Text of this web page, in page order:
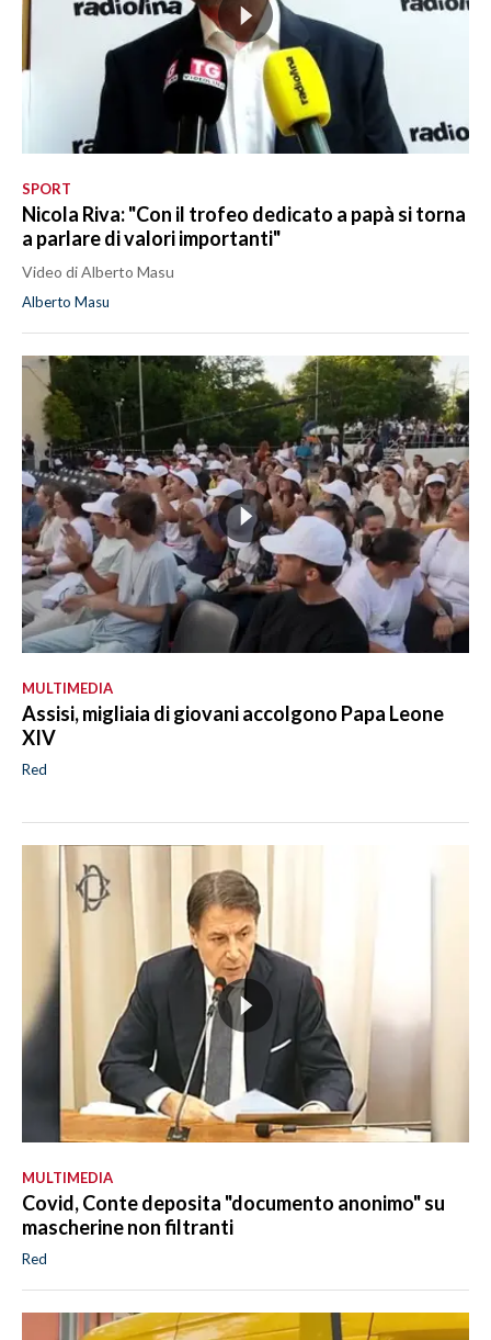
SPORT
Nicola Riva: "Con il trofeo dedicato a papà si torna
a parlare di valori importanti"
Video di Alberto Masu
Alberto Masu
MULTIMEDIA
Assisi, migliaia di giovani accolgono Papa Leone
XIV
Red
MULTIMEDIA
Covid, Conte deposita "documento anonimo" su
mascherine non filtranti
Red